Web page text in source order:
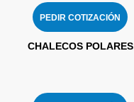
PEDIR COTIZACIÓN
CHALECOS POLARES